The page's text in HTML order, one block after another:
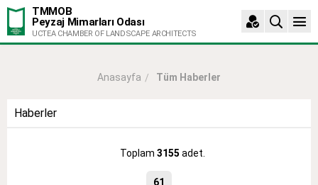
TMMOB
Peyzaj Mimarları Odası
UCTEA CHAMBER OF LANDSCAPE ARCHITECTS
Anasayfa Tüm Haberler
Haberler
Toplam 3155 adet.
61